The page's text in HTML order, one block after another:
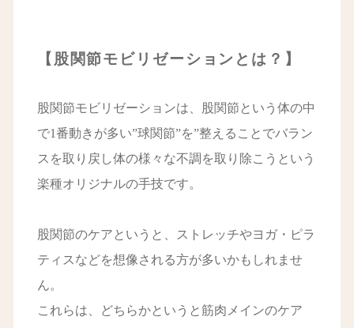
【股関節モビリゼーションとは？】
股関節モビリゼーションは、股関節という体の中
で1番動きが多い”球関節”を”整えることでバラン
スを取り戻し体の様々な不調を取り除こうという
楽種オリジナルの手技です。
股関節のケアというと、ストレッチやヨガ・ピラ
ティスなどを想像される方が多いかもしれませ
ん。
これらは、どちらかというと筋肉メインのケア